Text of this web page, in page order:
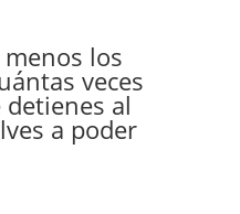
los
veces
al
a poder